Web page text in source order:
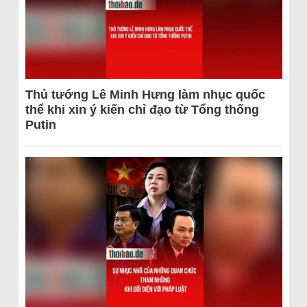
Thủ tướng Lê Minh Hưng làm nhục quốc
thể khi xin ý kiến chỉ đạo từ Tổng thống
Putin